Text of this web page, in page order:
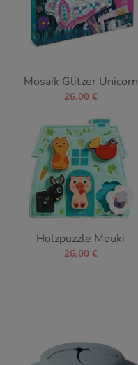
Mosaik Glitzer Unicorn
26,00 €
Holzpuzzle Mouki
26,00 €